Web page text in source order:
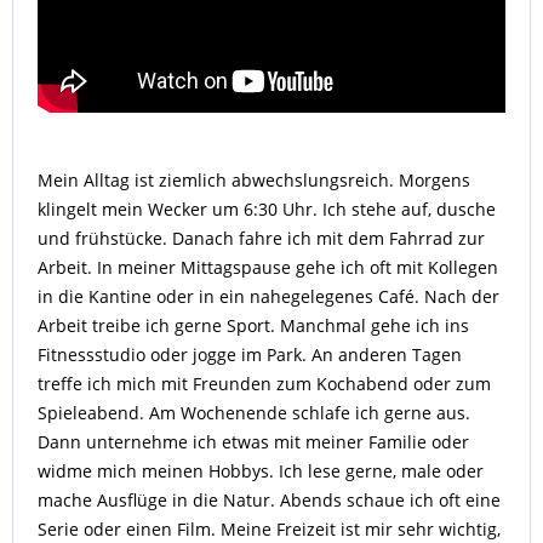
Mein Alltag ist ziemlich abwechslungsreich. Morgens
klingelt mein Wecker um 6:30 Uhr. Ich stehe auf, dusche
und frühstücke. Danach fahre ich mit dem Fahrrad zur
Arbeit. In meiner Mittagspause gehe ich oft mit Kollegen
in die Kantine oder in ein nahegelegenes Café. Nach der
Arbeit treibe ich gerne Sport. Manchmal gehe ich ins
Fitnessstudio oder jogge im Park. An anderen Tagen
treffe ich mich mit Freunden zum Kochabend oder zum
Spieleabend. Am Wochenende schlafe ich gerne aus.
Dann unternehme ich etwas mit meiner Familie oder
widme mich meinen Hobbys. Ich lese gerne, male oder
mache Ausflüge in die Natur. Abends schaue ich oft eine
Serie oder einen Film. Meine Freizeit ist mir sehr wichtig,